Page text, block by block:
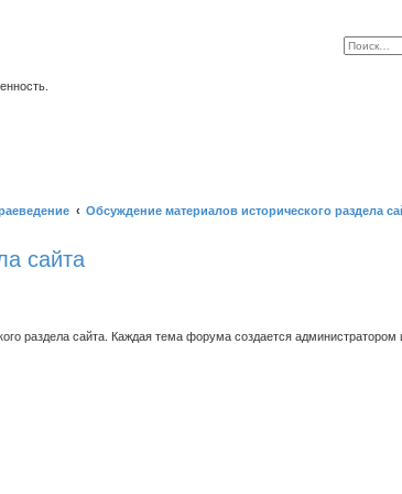
Обсуждение материалов исторического раздела
сайта
раздела сайта. Каждая тема форума создается администратором